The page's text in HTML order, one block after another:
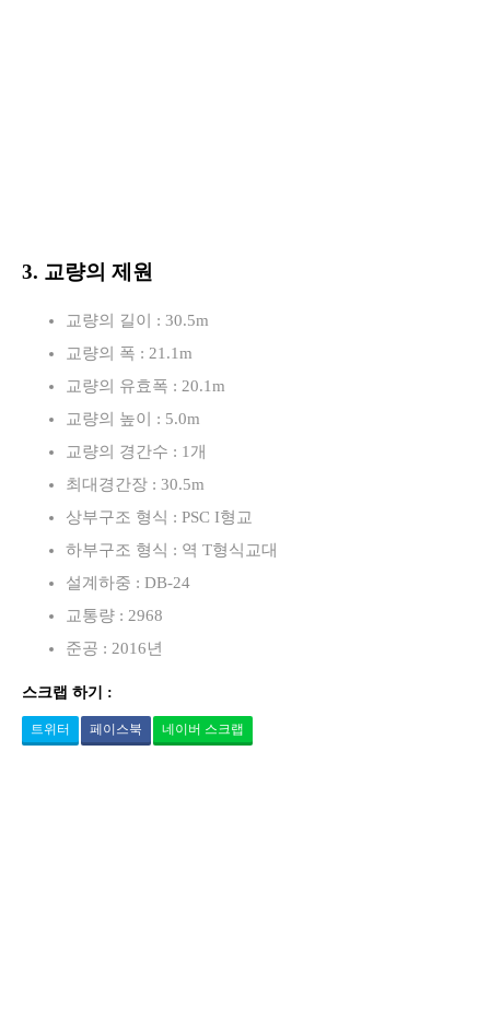
3. 교량의 제원
교량의 길이 : 30.5m
교량의 폭 : 21.1m
교량의 유효폭 : 20.1m
교량의 높이 : 5.0m
교량의 경간수 : 1개
최대경간장 : 30.5m
상부구조 형식 : PSC I형교
하부구조 형식 : 역 T형식교대
설계하중 : DB-24
교통량 : 2968
준공 : 2016년
스크랩 하기 :
트위터 페이스북 네이버 스크랩